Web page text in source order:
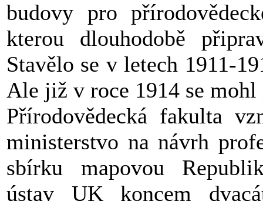
budovy pro
kterou dlouhodobě
Stavělo se v letech 1911-
Ale již v roce 1914 se
Přírodovědecká fakulta
ministerstvo na návrh
sbírku mapovou
ústav UK koncem